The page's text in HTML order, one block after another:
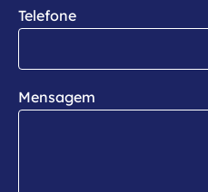
Telefone
Mensagem